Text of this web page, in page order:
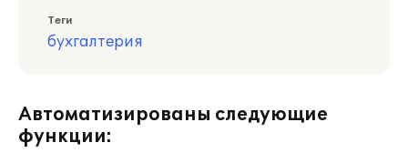
Теги
бухгалтерия
Автоматизированы следующие
функции: